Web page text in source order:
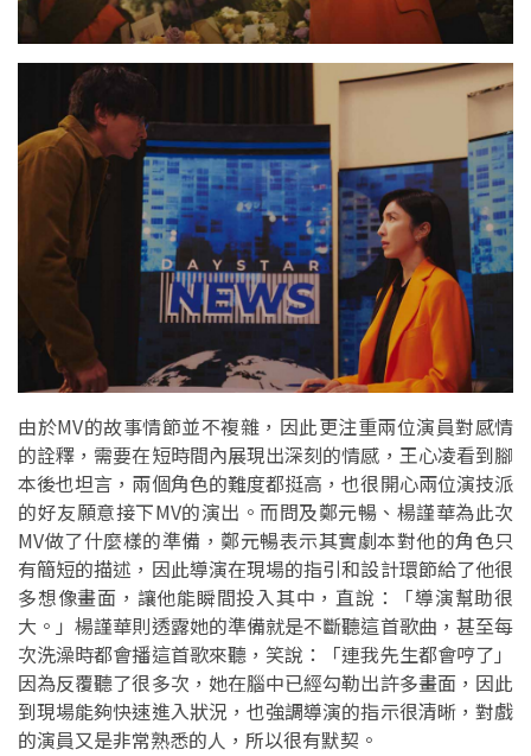
由於MV的故事情節並不複雜，因此更注重兩位演員對感情
的詮釋，需要在短時間內展現出深刻的情感，王心凌看到腳
本後也坦言，兩個角色的難度都挺高，也很開心兩位演技派
的好友願意接下MV的演出。而問及鄭元暢、楊謹華為此次
MV做了什麼樣的準備，鄭元暢表示其實劇本對他的角色只
有簡短的描述，因此導演在現場的指引和設計環節給了他很
多想像畫面，讓他能瞬間投入其中，直說：「導演幫助很
大。」楊謹華則透露她的準備就是不斷聽這首歌曲，甚至每
次洗澡時都會播這首歌來聽，笑說：「連我先生都會哼了」
因為反覆聽了很多次，她在腦中已經勾勒出許多畫面，因此
到現場能夠快速進入狀況，也強調導演的指示很清晰，對戲
的演員又是非常熟悉的人，所以很有默契。